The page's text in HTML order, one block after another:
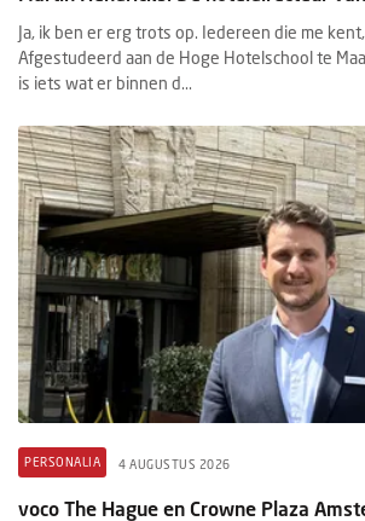
Ja, ik ben er erg trots op. Iedereen die me
Afgestudeerd aan de Hoge Hotelschool te
is iets wat er binnen d...
PERSONALIA 4 AUGUSTUS 2026
voco The Hague en Crowne Plaza